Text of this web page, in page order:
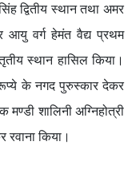
द्वितीय स्थान तथा अमर
आयु वर्ग हेमंत वैद्य प्रथम
स्थान हासिल किया।
के नगद पुरुस्कार देकर
शालिनी अग्निहोत्री
रवाना किया।